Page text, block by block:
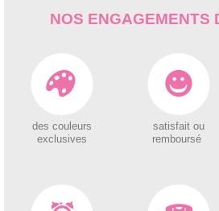
NOS ENGAGEMENTS
des couleurs
exclusives
satisfait ou
remboursé